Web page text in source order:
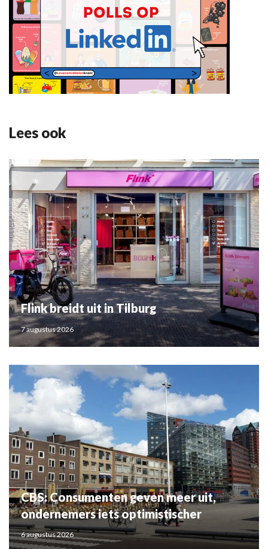
Lees ook
Flink breidt uit in Tilburg
7 augustus 2026
CBS: Consumenten geven meer uit,
ondernemers iets optimistischer
6 augustus 2026